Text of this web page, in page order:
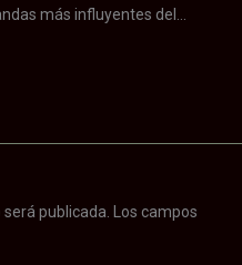
más influyentes del…
publicada.
Los campos